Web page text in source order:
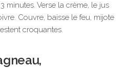
minutes. Verse la crème, le jus
Couvre, baisse le feu, mijote
croquantes.